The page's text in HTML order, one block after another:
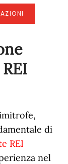
di
REI
nel